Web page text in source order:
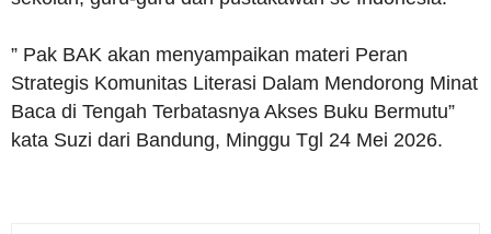
” Pak BAK akan menyampaikan materi Peran
Strategis Komunitas Literasi Dalam Mendorong Minat
Baca di Tengah Terbatasnya Akses Buku Bermutu”
kata Suzi dari Bandung, Minggu Tgl 24 Mei 2026.